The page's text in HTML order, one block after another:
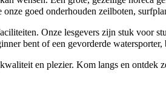
goed onderhouden zeilboten,
Onze lesgevers zijn stuk voor
bent of een gevorderde
en plezier. Kom langs en ontdek